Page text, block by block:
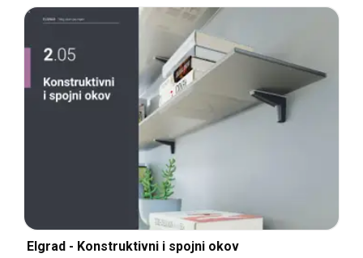
Elgrad - Konstruktivni i spojni okov